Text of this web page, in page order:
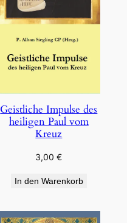
Geistliche Impulse des
heiligen Paul vom
Kreuz
3,00€
In den Warenkorb